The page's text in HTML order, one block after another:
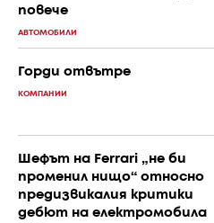
повече
АВТОМОБИЛИ
Горди отвътре
КОМПАНИИ
Шефът на Ferrari „не би
променил нищо“ относно
предизвикалия критики
дебют на електромобила